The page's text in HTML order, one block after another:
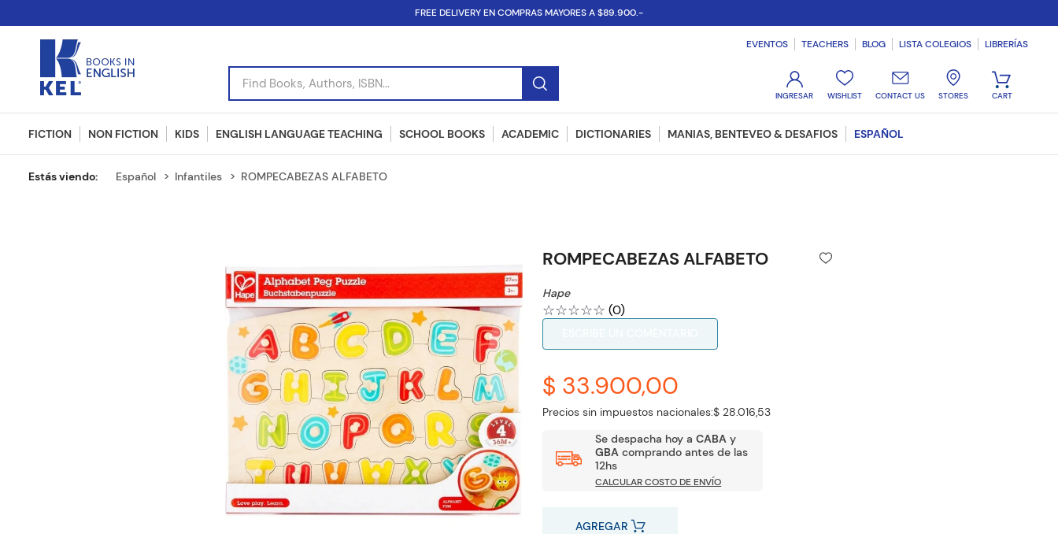
FREE DELIVERY EN COMPRAS MAYORES A $89.900.-
Find Books, Authors, ISBN...
EVENTOS TEACHERS BLOG LISTA COLEGIOS LIBRERÍAS
WISHLIST CONTACT US STORES
FICTION NON FICTION KIDS ENGLISH LANGUAGE TEACHING SCHOOL BOOKS ACADEMIC DICTIONARIES MANIAS, BENTEVEO & DESAFIOS ESPAÑOL
Español Infantiles ROMPECABEZAS ALFABETO
ROMPECABEZAS ALFABETO
Hape
☆☆☆☆☆ (0)
$ 33.900,00
Precios sin impuestos nacionales:$ 28.016,53
Se despacha hoy aCABA y
GBA comprando antes de las
12hs
CALCULAR COSTO DE ENVÍO
AGREGAR